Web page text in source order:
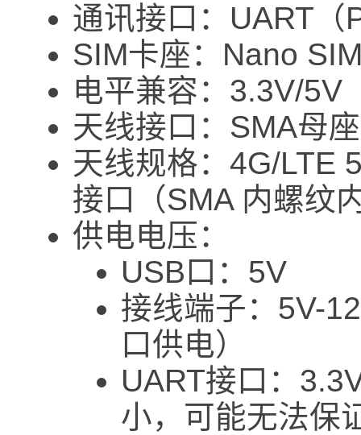
通讯接口：UART（
SIM卡座：Nano
电平兼容：3.3V/5V
天线接口：SMA母
天线规格：4G/LTE
接口（SMA 内螺纹
供电电压：
USB口：5V
接线端子：5V-
口供电）
UART接口：
小，可能无法保